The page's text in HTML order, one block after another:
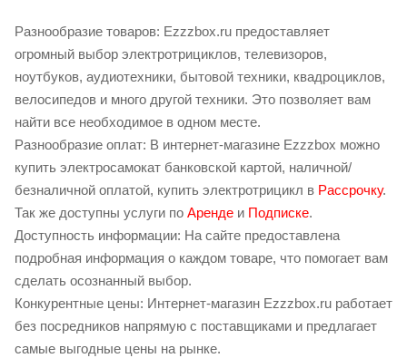
Разнообразие товаров: Ezzzbox.ru предоставляет
огромный выбор электротрициклов, телевизоров,
ноутбуков, аудиотехники, бытовой техники, квадроциклов,
велосипедов и много другой техники. Это позволяет вам
найти все необходимое в одном месте.
Разнообразие оплат: В интернет-магазине Ezzzbox можно
купить электросамокат банковской картой, наличной/
безналичной оплатой, купить электротрицикл в Рассрочку.
Так же доступны услуги по Аренде и Подписке.
Доступность информации: На сайте предоставлена
подробная информация о каждом товаре, что помогает вам
сделать осознанный выбор.
Конкурентные цены: Интернет-магазин Ezzzbox.ru работает
без посредников напрямую с поставщиками и предлагает
самые выгодные цены на рынке.